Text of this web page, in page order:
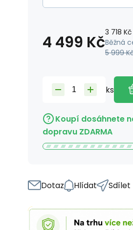
4 499 Kč3 718 Kč
Běžná
5 999
ks
Koupí dosáhnete
dopravu ZDARMA
Dotaz Hlídat Sdílet